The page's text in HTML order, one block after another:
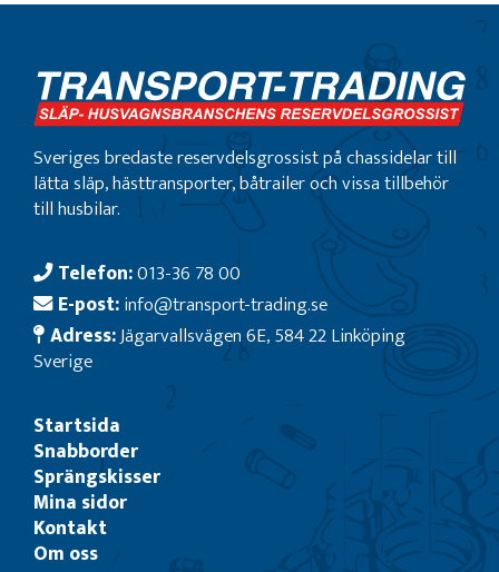
Sveriges bredaste reservdelsgrossist på chassidelar till
lätta släp, hästtransporter, båtrailer och vissa tillbehör
till husbilar.
Telefon:013-36 78 00
E-post:info@transport-trading.se
Adress:Jägarvallsvägen 6E, 584 22 Linköping
Sverige
Startsida
Snabborder
Sprängskisser
Mina sidor
Kontakt
Om oss